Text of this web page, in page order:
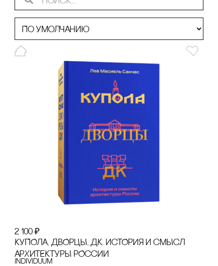
2 100 ₽
КУПОЛА, ДВОРЦЫ, ДК. ИсТОРИЯ И сМЫсЛ
АРХИТЕКТУРЫ РОссИИ
Individuum